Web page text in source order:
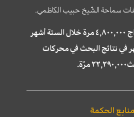
سماحة الشّيخ حبيب الكاظمي.
تمّت زيارة موقع سراج ٤,٨٠٠,٠٠٠ مرة خلال الستة أشهر
في نتائج البحث في محركات
مرّة.
منابع الحكمة